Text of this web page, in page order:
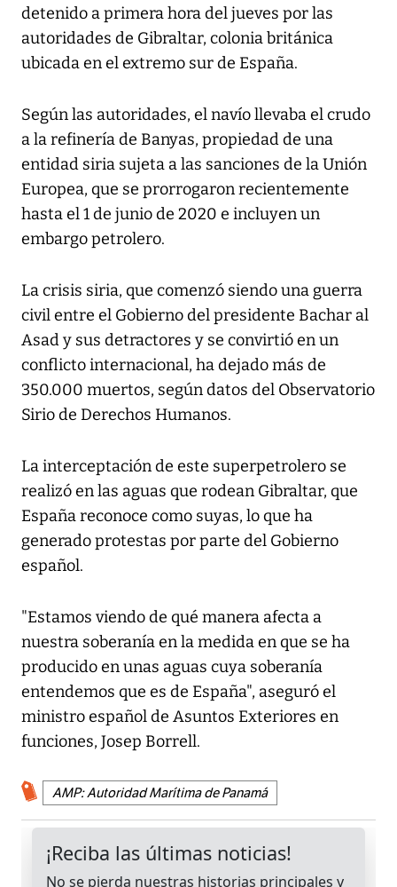
detenido a primera hora del jueves por las
autoridades de Gibraltar, colonia británica
ubicada en el extremo sur de España.
Según las autoridades, el navío llevaba el crudo
a la refinería de Banyas, propiedad de una
entidad siria sujeta a las sanciones de la Unión
Europea, que se prorrogaron recientemente
hasta el 1 de junio de 2020 e incluyen un
embargo petrolero.
La crisis siria, que comenzó siendo una guerra
civil entre el Gobierno del presidente Bachar al
Asad y sus detractores y se convirtió en un
conflicto internacional, ha dejado más de
350.000 muertos, según datos del Observatorio
Sirio de Derechos Humanos.
La interceptación de este superpetrolero se
realizó en las aguas que rodean Gibraltar, que
España reconoce como suyas, lo que ha
generado protestas por parte del Gobierno
español.
"Estamos viendo de qué manera afecta a
nuestra soberanía en la medida en que se ha
producido en unas aguas cuya soberanía
entendemos que es de España", aseguró el
ministro español de Asuntos Exteriores en
funciones, Josep Borrell.
AMP: Autoridad Marítima de Panamá